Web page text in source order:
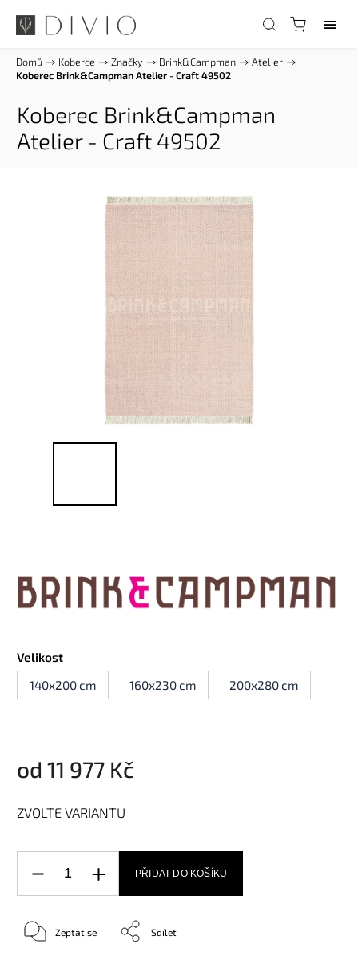
Domů / Koberce / Značky / Brink&Campman / Atelier /
Koberec Brink&Campman Atelier - Craft 49502
Koberec Brink&Campman
Atelier - Craft 49502
Velikost
140x200 cm
160x230 cm 200x280 cm
od 11 977 Kč
ZVOLTE VARIANTU
PŘIDAT DO KOŠÍKU
Zeptat se Sdílet